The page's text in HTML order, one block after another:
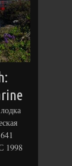
1998